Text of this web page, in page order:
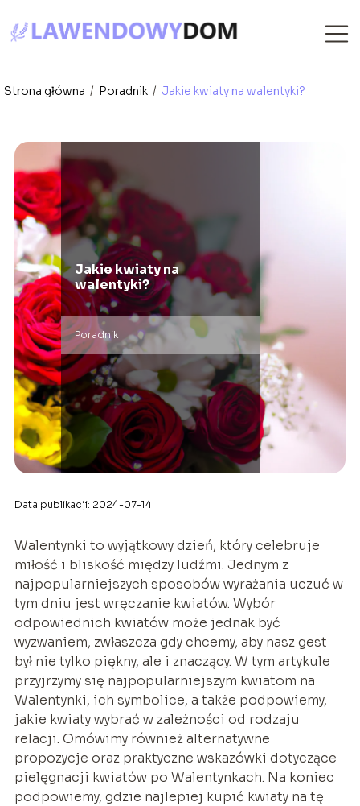
Strona główna / Poradnik / Jakie kwiaty na walentyki?
Jakie kwiaty na
walentyki?
Poradnik
Data publikacji: 2024-07-14
Walentynki to wyjątkowy dzień, który celebruje
miłość i bliskość między ludźmi. Jednym z
najpopularniejszych sposobów wyrażania uczuć w
tym dniu jest wręczanie kwiatów. Wybór
odpowiednich kwiatów może jednak być
wyzwaniem, zwłaszcza gdy chcemy, aby nasz gest
był nie tylko piękny, ale i znaczący. W tym artykule
przyjrzymy się najpopularniejszym kwiatom na
Walentynki, ich symbolice, a także podpowiemy,
jakie kwiaty wybrać w zależności od rodzaju
relacji. Omówimy również alternatywne
propozycje oraz praktyczne wskazówki dotyczące
pielęgnacji kwiatów po Walentynkach. Na koniec
podpowiemy, gdzie najlepiej kupić kwiaty na tę